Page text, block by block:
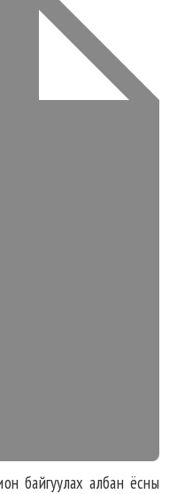
байгуулах албан ёсны